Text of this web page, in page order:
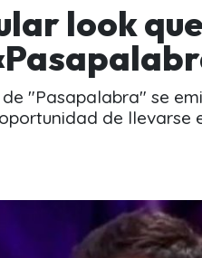
look
"Pasapalabra" se
de llevarse